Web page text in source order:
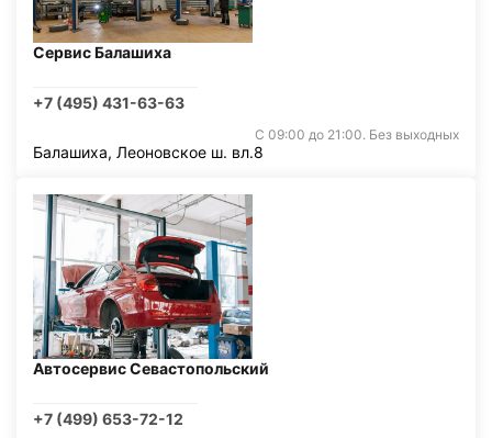
Сервис Балашиха
+7 (495) 431-63-63
С 09:00 до 21:00. Без выходных
Балашиха, Леоновское ш. вл.8
Автосервис Севастопольский
+7 (499) 653-72-12